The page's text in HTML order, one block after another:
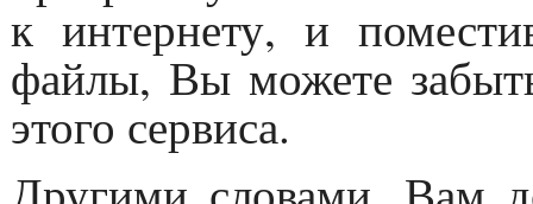
к интернету, и
файлы, Вы можете
этого сервиса.